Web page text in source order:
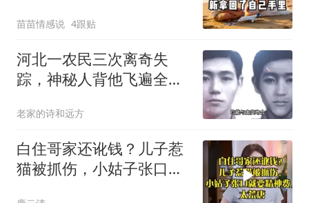
苗苗情感说 4跟贴
河北一农民三次离奇失
踪，神秘人背他飞遍全中
老家的诗和远方
白住哥家还讹钱？儿子惹
猫被抓伤，小姑子张口就